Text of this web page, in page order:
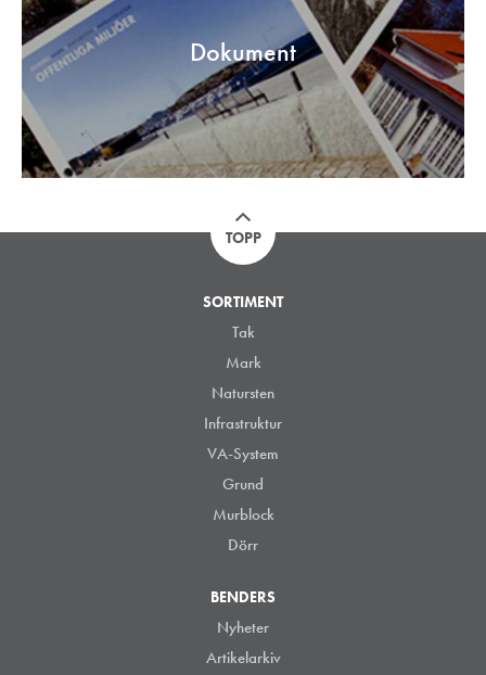
Dokument
TOPP
SORTIMENT
Tak
Mark
Natursten
Infrastruktur
VA-System
Grund
Murblock
Dörr
BENDERS
Nyheter
Artikelarkiv